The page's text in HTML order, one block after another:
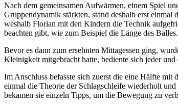
Nach dem gemeinsamen Aufwärmen, einem Spiel
Gruppendynamik stärkten, stand deshalb erst
weshalb Florian mit den Kindern die Technik
beachten gibt, wie zum Beispiel die Länge des
Bevor es dann zum ersehnten Mittagessen ging,
Kleinigkeit mitgebracht hatte, bediente sich jeder
Im Anschluss befasste sich zuerst die eine Hälfte
einmal die Theorie der Schlagschleife wiederholt
bekamen sie einzeln Tipps, um die Bewegung zu